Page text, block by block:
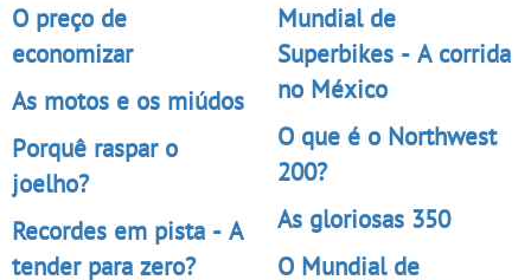
O preço de
economizar
As motos e os miúdos
Porquê raspar o
joelho?
Recordes em pista - A
tender para zero?
Mundial de
Superbikes - A corrida
no México
O que é o Northwest
200?
As gloriosas 350
O Mundial de